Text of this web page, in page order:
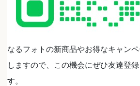
なるフォトの新商品やお得なキャン
しますので、この機会にぜひ友達登
す。